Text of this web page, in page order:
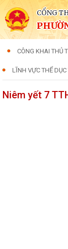
CỔNG
CÔNG KHAI THỦ
LĨNH VỰC THỂ DỤC
Niêm yết 7